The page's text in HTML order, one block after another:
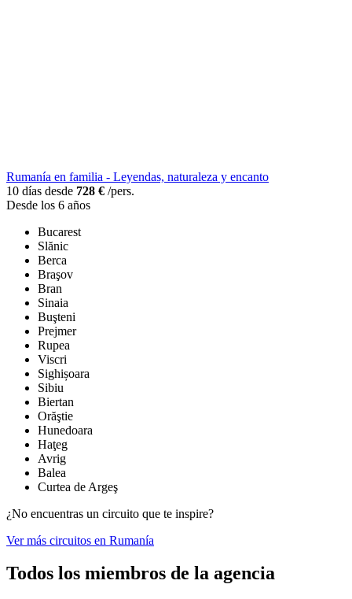
Rumanía en familia - Leyendas, naturaleza y encanto
10 días desde 728 € /pers.
Desde los 6 años
Bucarest
Slănic
Berca
Braşov
Bran
Sinaia
Buşteni
Prejmer
Rupea
Viscri
Sighișoara
Sibiu
Biertan
Orăştie
Hunedoara
Haţeg
Avrig
Balea
Curtea de Argeş
¿No encuentras un circuito que te inspire?
Ver más circuitos en Rumanía
Todos los miembros de la agencia